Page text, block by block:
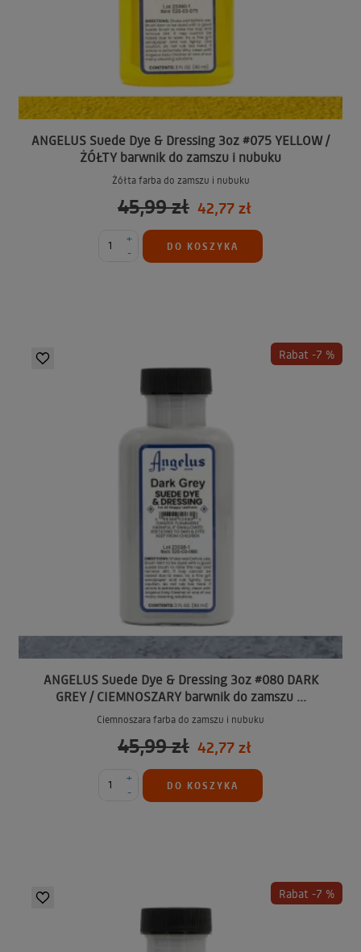
ANGELUS Suede Dye & Dressing 3oz #075 YELLOW /
ŻÓŁTY barwnik do zamszu i nubuku
Żółta farba do zamszu i nubuku
45,99 zł 42,77 zł
-
+
DO KOSZYKA
Rabat -7 %
ANGELUS Suede Dye & Dressing 3oz #080 DARK
GREY / CIEMNOSZARY barwnik do zamszu ...
Ciemnoszara farba do zamszu i nubuku
45,99 zł 42,77 zł
-
+
DO KOSZYKA
Rabat -7 %